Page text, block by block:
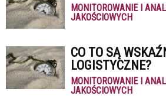
MONITOROWANIE I
JAKOŚCIOWYCH
CO TO SĄ
LOGISTYCZNE?
MONITOROWANIE I
JAKOŚCIOWYCH